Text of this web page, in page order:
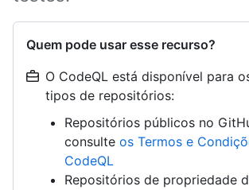
Quem pode usar esse recurso?
O CodeQL está disponível para
tipos de repositórios:
Repositórios públicos no
consulte os Termos e
CodeQL
Repositórios de propriedade